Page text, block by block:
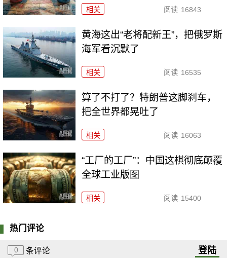
相关 阅读 16843
黄海这出“老将配新王”，把俄罗斯
海军看沉默了
相关 阅读 16535
算了不打了？特朗普这脚刹车，
把全世界都晃吐了
相关 阅读 16063
“工厂的工厂”：中国这棋彻底颠覆
全球工业版图
相关 阅读 15400
热门评论
0 条评论 登陆